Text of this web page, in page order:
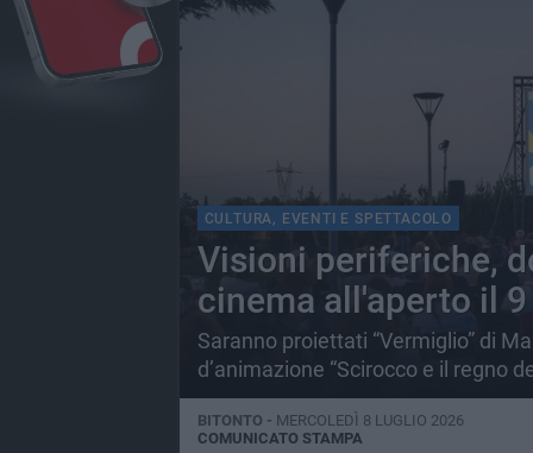
CULTURA, EVENTI E SPETTACOLO
Visioni periferiche,
cinema all'aperto il
Saranno proiettati “Vermiglio” di
d’animazione “Scirocco e il regno
BITONTO - MERCOLEDÌ 8 LUGLIO 2026
COMUNICATO STAMPA